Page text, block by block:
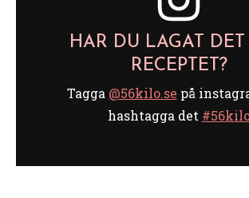
HAR DU LAGAT
RECEPTET?
Tagga @56kilo.se på
hashtagga det